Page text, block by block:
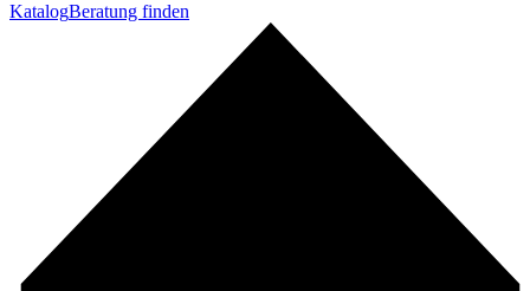
KatalogBeratung finden